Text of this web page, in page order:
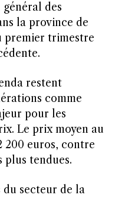
des
la province de
premier trimestre
restent
comme
pour les
Le prix moyen au
200 euros, contre
plus tendues.
secteur de la